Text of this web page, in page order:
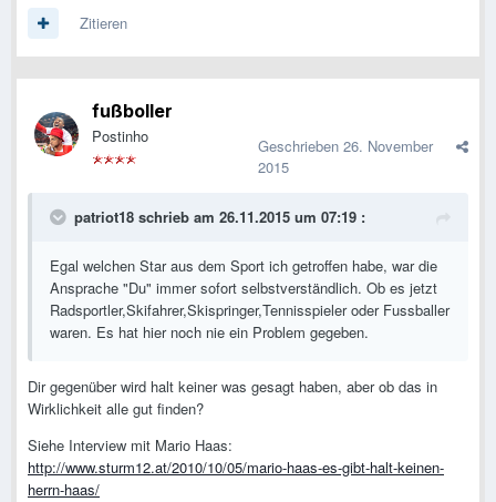
Zitieren
fußboller
Postinho Geschrieben 26. November
2015
patriot18 schrieb am 26.11.2015 um 07:19 :
Egal welchen Star aus dem Sport ich getroffen habe, war die
Ansprache "Du" immer sofort selbstverständlich. Ob es jetzt
Radsportler,Skifahrer,Skispringer,Tennisspieler oder Fussballer
waren. Es hat hier noch nie ein Problem gegeben.
Dir gegenüber wird halt keiner was gesagt haben, aber ob das in
Wirklichkeit alle gut finden?
Siehe Interview mit Mario Haas:
http://www.sturm12.at/2010/10/05/mario-haas-es-gibt-halt-keinen-
herrn-haas/